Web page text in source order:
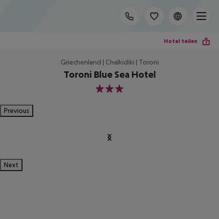
Hotel teilen
Griechenland | Chalkidiki | Toroni
Toroni Blue Sea Hotel
3
Previous
Next